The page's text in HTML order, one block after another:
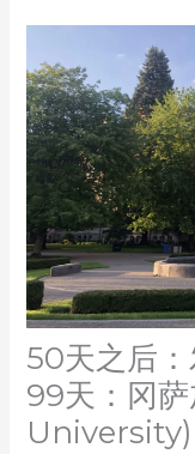
content
50天之后
99天：冈
University)